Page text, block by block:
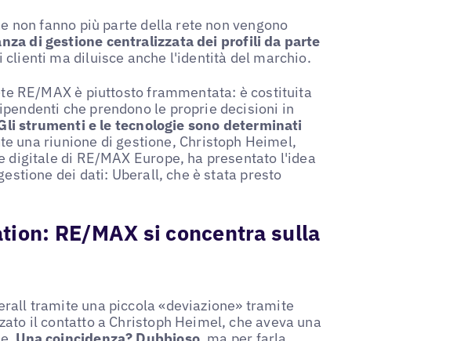
non fanno più parte della rete non vengono
di gestione centralizzata dei profili da parte
clienti ma diluisce anche l'identità del marchio.
RE/MAX è piuttosto frammentata: è costituita
che prendono le proprie decisioni in
strumenti e le tecnologie sono determinati
una riunione di gestione, Christoph Heimel,
di RE/MAX Europe, ha presentato l'idea
dei dati: Uberall, che è stata presto
RE/MAX si concentra sulla
tramite una piccola «deviazione» tramite
il contatto a Christoph Heimel, che aveva una